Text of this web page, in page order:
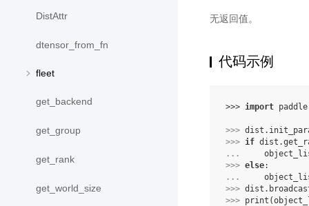
DistAttr
dtensor_from_fn
fleet
get_backend
get_group
get_rank
get_world_size
无返回值。
代码示例
>>> import
>>> dist .
>>> if dist .
...
>>> else:
...
>>> dist .
>>> print (